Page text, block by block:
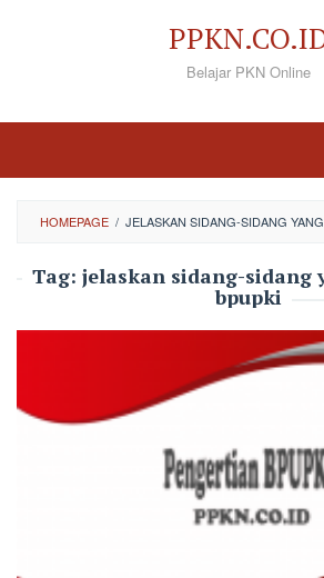
Belajar PKN Online
HOMEPAGE / JELASKAN SIDANG-SIDANG
Tag: jelaskan sidang-sidang
bpupki